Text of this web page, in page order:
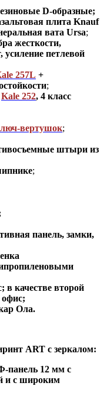
D-образные;
плита Knauf
вата Ursa;
жесткости,
усиление петлевой
257L +
;
Kale 252, 4 класс
вертушок;
штыри из
;
панель, замки,
в качестве второй
офис;
Ола.
ART с зеркалом:
панель 12 мм с
и с широким